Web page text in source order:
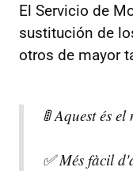
El Servicio de
sustitución de
otros de mayor
🚦 Aquest és
✅ Més fàcil